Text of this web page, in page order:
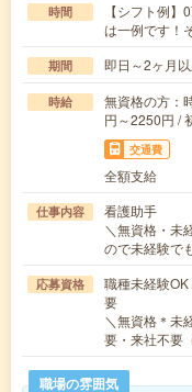
時間
【シフト例
は一例です！
期間 即日～2ヶ月
時給
無資格の方：
円～2250円 /
交通費
全額支給
仕事内容
看護助手
＼無資格・未
ので未経験
応募資格
職種未経験
要
＼無資格＊未
要・来社不要
職場の雰囲気